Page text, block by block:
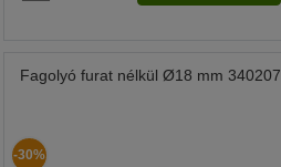
Fagolyó furat nélkül Ø18 mm 340207
-30%